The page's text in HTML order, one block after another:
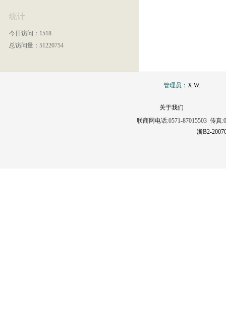
统计
今日访问：1518
总访问量：51220754
管理员： X.W.
关于我们
联商网电话:0571-87015503 传真
浙B2-